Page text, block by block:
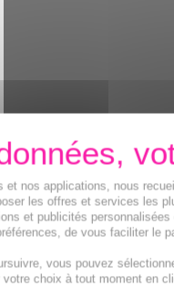
et nos applications, nous
les offres et services les
et publicités
de vous faciliter le
vous pouvez
votre choix à tout moment en